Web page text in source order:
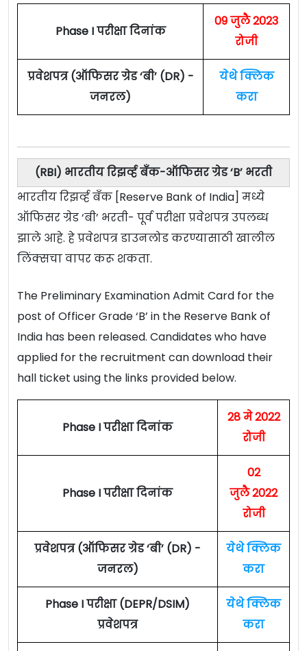
Phase I परीक्षा दिनांक
09 जुलै 2023
रोजी
प्रवेशपत्र (ऑफिसर ग्रेड ‘बी’ (DR) -
जनरल)
येथे क्लिक
करा
(RBI) भारतीय रिझर्व्ह बँक-ऑफिसर ग्रेड ‘B’ भरती
भारतीय रिझर्व्ह बँक [Reserve Bank of India] मध्ये
ऑफिसर ग्रेड ‘बी’ भरती- पूर्व परीक्षा प्रवेशपत्र उपलब्ध
झाले आहे. हे प्रवेशपत्र डाउनलोड करण्यासाठी खालील
लिंक्सचा वापर करू शकता.
The Preliminary Examination Admit Card for the
post of Officer Grade ‘B’ in the Reserve Bank of
India has been released. Candidates who have
applied for the recruitment can download their
hall ticket using the links provided below.
Phase I परीक्षा दिनांक
28 मे 2022
रोजी
Phase I परीक्षा दिनांक
02
जुलै 2022
रोजी
प्रवेशपत्र (ऑफिसर ग्रेड ‘बी’ (DR) -
जनरल)
येथे क्लिक
करा
Phase I परीक्षा (DEPR/DSIM)
प्रवेशपत्र
येथे क्लिक
करा